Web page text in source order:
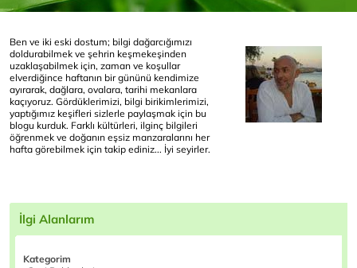
Ben ve iki eski dostum; bilgi dağarcığımızı
doldurabilmek ve şehrin keşmekeşinden
uzaklaşabilmek için, zaman ve koşullar
elverdiğince haftanın bir gününü kendimize
ayırarak, dağlara, ovalara, tarihi mekanlara
kaçıyoruz. Gördüklerimizi, bilgi birikimlerimizi,
yaptığımız keşifleri sizlerle paylaşmak için bu
blogu kurduk. Farklı kültürleri, ilginç bilgileri
öğrenmek ve doğanın eşsiz manzaralarını her
hafta görebilmek için takip ediniz... İyi seyirler.
İlgi Alanlarım
Kategorim